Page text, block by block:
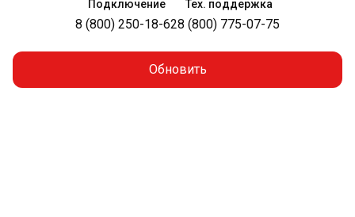
Подключение
8 (800) 250-18-62
Тех. поддержка
8 (800) 775-07-75
Обновить